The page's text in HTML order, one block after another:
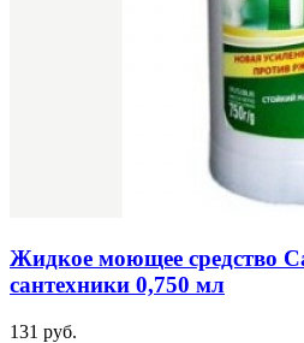
Жидкое моющее средство
сантехники 0,750 мл
131 руб.